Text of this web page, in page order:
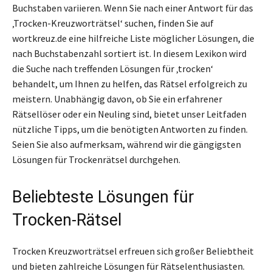
Buchstaben variieren. Wenn Sie nach einer Antwort für das
‚Trocken-Kreuzworträtsel‘ suchen, finden Sie auf
wortkreuz.de eine hilfreiche Liste möglicher Lösungen, die
nach Buchstabenzahl sortiert ist. In diesem Lexikon wird
die Suche nach treffenden Lösungen für ‚trocken‘
behandelt, um Ihnen zu helfen, das Rätsel erfolgreich zu
meistern. Unabhängig davon, ob Sie ein erfahrener
Rätsellöser oder ein Neuling sind, bietet unser Leitfaden
nützliche Tipps, um die benötigten Antworten zu finden.
Seien Sie also aufmerksam, während wir die gängigsten
Lösungen für Trockenrätsel durchgehen.
Beliebteste Lösungen für
Trocken-Rätsel
Trocken Kreuzworträtsel erfreuen sich großer Beliebtheit
und bieten zahlreiche Lösungen für Rätselenthusiasten.